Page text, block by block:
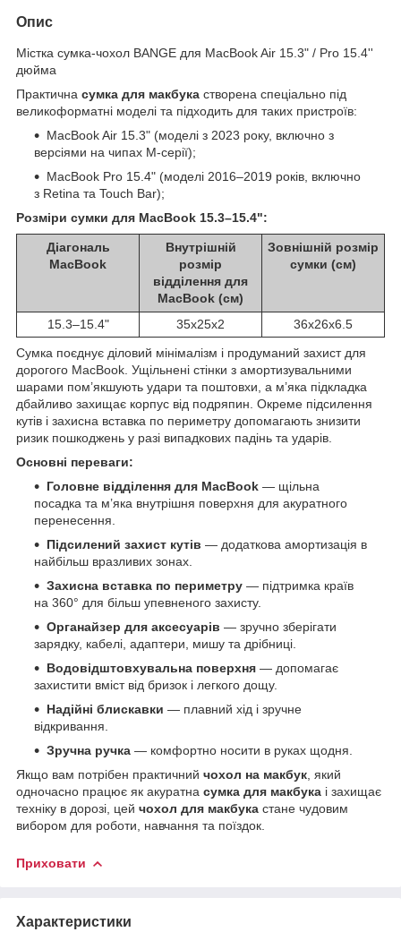
Опис
Містка сумка-чохол BANGE для MacBook Air 15.3" / Pro 15.4''
дюйма
Практична сумка для макбука створена спеціально під
великоформатні моделі та підходить для таких пристроїв:
MacBook Air 15.3" (моделі з 2023 року, включно з
версіями на чипах M-серії);
MacBook Pro 15.4" (моделі 2016–2019 років, включно
з Retina та Touch Bar);
Розміри сумки для MacBook 15.3–15.4":
Діагональ
MacBook
Внутрішній
розмір
відділення для
MacBook (см)
Зовнішній розмір
сумки (см)
15.3–15.4" 35x25x2
36x26x6.5
Сумка поєднує діловий мінімалізм і продуманий захист для
дорогого MacBook. Ущільнені стінки з амортизувальними
шарами пом’якшують удари та поштовхи, а м’яка підкладка
дбайливо захищає корпус від подряпин. Окреме підсилення
кутів і захисна вставка по периметру допомагають знизити
ризик пошкоджень у разі випадкових падінь та ударів.
Основні переваги:
Головне відділення для MacBook — щільна
посадка та м’яка внутрішня поверхня для акуратного
перенесення.
Підсилений захист кутів — додаткова амортизація в
найбільш вразливих зонах.
Захисна вставка по периметру — підтримка країв
на 360° для більш упевненого захисту.
Органайзер для аксесуарів — зручно зберігати
зарядку, кабелі, адаптери, мишу та дрібниці.
Водовідштовхувальна поверхня — допомагає
захистити вміст від бризок і легкого дощу.
Надійні блискавки — плавний хід і зручне
відкривання.
Зручна ручка — комфортно носити в руках щодня.
Якщо вам потрібен практичний чохол на макбук , який
одночасно працює як акуратна сумка для макбука і захищає
техніку в дорозі, цей чохол для макбука стане чудовим
вибором для роботи, навчання та поїздок.
Приховати
Характеристики